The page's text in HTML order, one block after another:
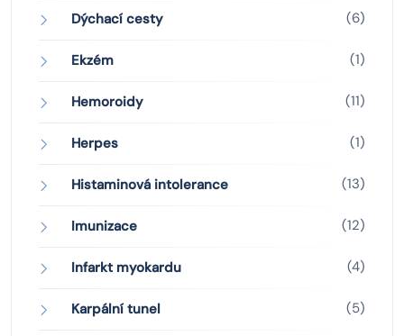
Dýchací cesty (6)
Ekzém (1)
Hemoroidy (11)
Herpes (1)
Histaminová intolerance (13)
Imunizace (12)
Infarkt myokardu (4)
Karpální tunel (5)